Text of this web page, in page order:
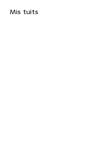
Mis tuits